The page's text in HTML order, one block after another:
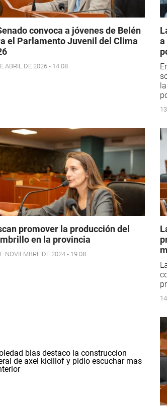
convoca a jóvenes de Belén
el Parlamento Juvenil del Clima
ABRIL DE 2026 - 14:08
a
promover la producción del
en la provincia
NOVIEMBRE DE 2024 - 19:08